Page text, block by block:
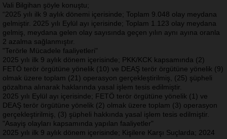
Vali Bilgihan şöyle konuştu;
“2025 yılı ilk 9 aylık dönemi içerisinde; Toplam 9.048 olay meydana
gelmiştir. 2025 yılı Eylül ayı içerisinde; Toplam 1.123 olay meydana
gelmiş, meydana gelen olay sayısında geçen yılın aynı ayına oranla
2 azalma sağlanmıştır.
"Terörle Mücadele faaliyetleri"
2025 yılı ilk 9 aylık dönem içerisinde; PKK/KCK kapsamında (2)
FETÖ terör örgütüne yönelik (10) ve DEAŞ terör örgütüne yönelik (9)
olmak üzere toplam (21) operasyon gerçekleştirilmiş, (25) şüpheli
gözaltına alınarak haklarında yasal işlem tesis edilmiştir.
2025 yılı Eylül ayı içerisinde; FETÖ terör örgütüne yönelik (1) ve
DEAŞ terör örgütüne yönelik (2) olmak üzere toplam (3) operasyon
gerçekleştirilmiş, (3) şüpheli hakkında yasal işlem tesis edilmiştir.
"Asayiş olayları kapsamında yapılan faaliyetler"
2025 yılı ilk 9 aylık dönem içerisinde; Kişilere Karşı Suçlarda; 2024